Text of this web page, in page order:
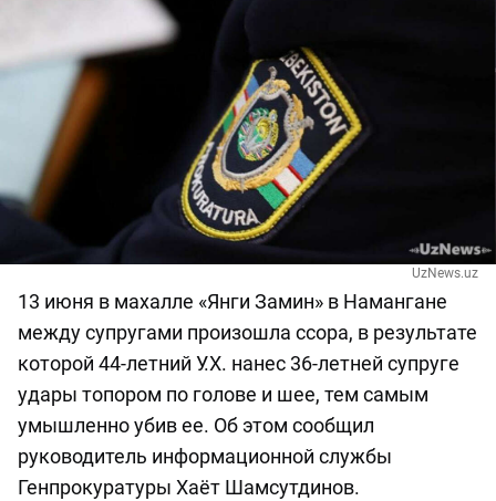
UzNews.uz
13 июня в махалле «Янги Замин» в Намангане
между супругами произошла ссора, в результате
которой 44-летний У.Х. нанес 36-летней супруге
удары топором по голове и шее, тем самым
умышленно убив ее. Об этом сообщил
руководитель информационной службы
Генпрокуратуры Хаёт Шамсутдинов.